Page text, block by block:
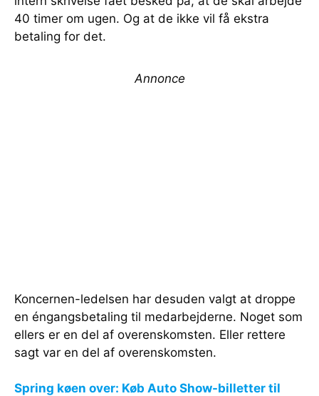
40 timer om ugen. Og at de ikke vil få ekstra
betaling for det.
Annonce
Koncernen-ledelsen har desuden valgt at droppe
en éngangsbetaling til medarbejderne. Noget som
ellers er en del af overenskomsten. Eller rettere
sagt var en del af overenskomsten.
Spring køen over: Køb Auto Show-billetter til